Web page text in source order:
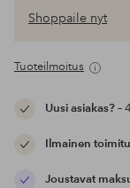
Shoppaile nyt
Tuoteilmoitus
Uusi asiakas?–
Ilmainen
Joustavat